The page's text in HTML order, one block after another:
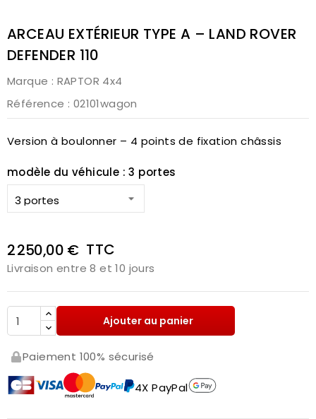
ARCEAU EXTÉRIEUR TYPE A – LAND ROVER
DEFENDER 110
Marque : RAPTOR 4x4
Référence : 02101wagon
Version à boulonner – 4 points de fixation châssis
modèle du véhicule : 3 portes
2 250,00 € TTC
Livraison entre 8 et 10 jours
Ajouter au panier
Paiement 100% sécurisé
4X PayPal